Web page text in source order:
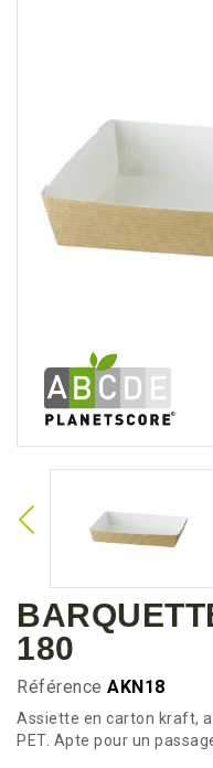
180
Référence AKN18
Assiette en carton kraft,
PET. Apte pour un